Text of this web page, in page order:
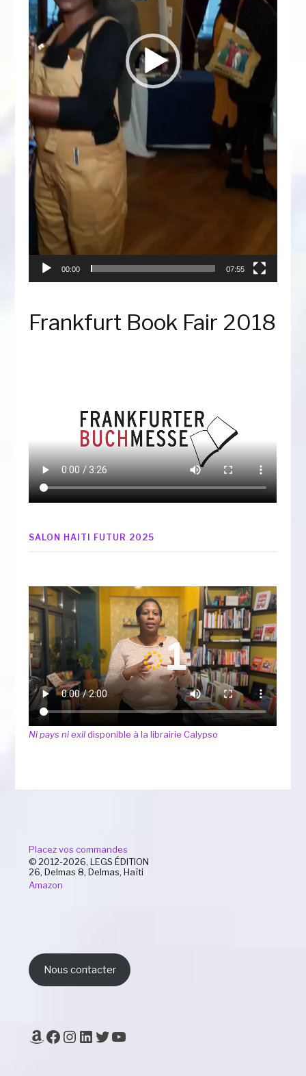
00:00 07:55
Frankfurt Book Fair 2018
SALON HAITI FUTUR 2025
Ni pays ni exildisponible à la librairie Calypso
Placez vos commandes
© 2012-2026, LEGS ÉDITION
26, Delmas 8, Delmas, Haïti
Amazon
Nous contacter
Amazon
Facebook